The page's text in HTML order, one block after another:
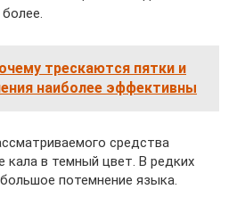
трескаются пятки и
наиболее эффективны
средства
кала в темный цвет. В редких
потемнение языка.